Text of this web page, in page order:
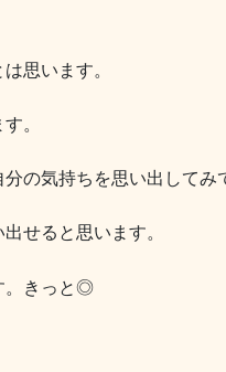
思います。
。
の気持ちを思い出してみ
せると思います。
。きっと◎